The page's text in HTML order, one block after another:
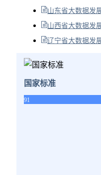
山东省大数据发
山西省大数据发
辽宁省大数据发
国家标准
91